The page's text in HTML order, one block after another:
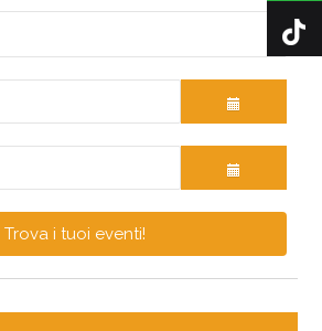
Trova i tuoi eventi!